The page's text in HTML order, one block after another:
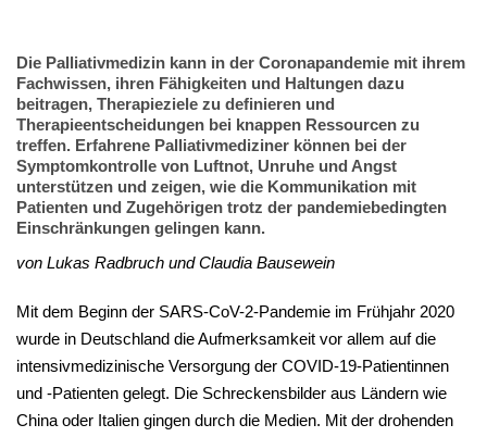
Die Palliativmedizin kann in der Coronapandemie mit ihrem
Fachwissen, ihren Fähigkeiten und Haltungen dazu
beitragen, Therapieziele zu definieren und
Therapieentscheidungen bei knappen Ressourcen zu
treffen. Erfahrene Palliativmediziner können bei der
Symptomkontrolle von Luftnot, Unruhe und Angst
unterstützen und zeigen, wie die Kommunikation mit
Patienten und Zugehörigen trotz der pandemiebedingten
Einschränkungen gelingen kann.
von Lukas Radbruch und Claudia Bausewein
Mit dem Beginn der SARS-CoV-2-Pandemie im Frühjahr 2020
wurde in Deutschland die Aufmerksamkeit vor allem auf die
intensivmedizinische Versorgung der COVID-19-Patientinnen
und -Patienten gelegt. Die Schreckensbilder aus Ländern wie
China oder Italien gingen durch die Medien. Mit der drohenden